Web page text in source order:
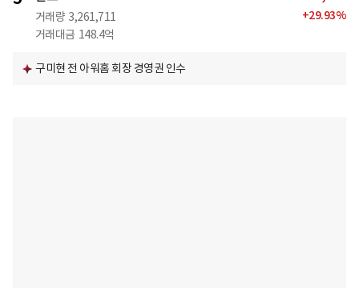
거래량 3,261,711
거래대금 148.4억
+29.93%
구미현 전 아워홈 회장 경영권 인수